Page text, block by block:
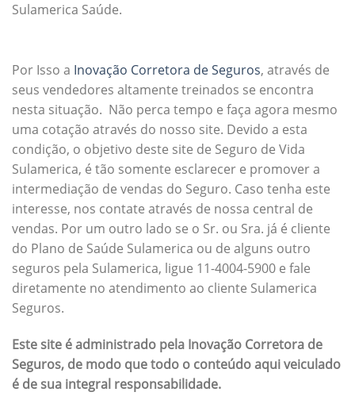
Sulamerica Saúde.
Por Isso a Inovação Corretora de Seguros, através de
seus vendedores altamente treinados se encontra
nesta situação. Não perca tempo e faça agora mesmo
uma cotação através do nosso site. Devido a esta
condição, o objetivo deste site de Seguro de Vida
Sulamerica, é tão somente esclarecer e promover a
intermediação de vendas do Seguro. Caso tenha este
interesse, nos contate através de nossa central de
vendas. Por um outro lado se o Sr. ou Sra. já é cliente
do Plano de Saúde Sulamerica ou de alguns outro
seguros pela Sulamerica, ligue 11-4004-5900 e fale
diretamente no atendimento ao cliente Sulamerica
Seguros.
Este site é administrado pela Inovação Corretora de
Seguros, de modo que todo o conteúdo aqui veiculado
é de sua integral responsabilidade.